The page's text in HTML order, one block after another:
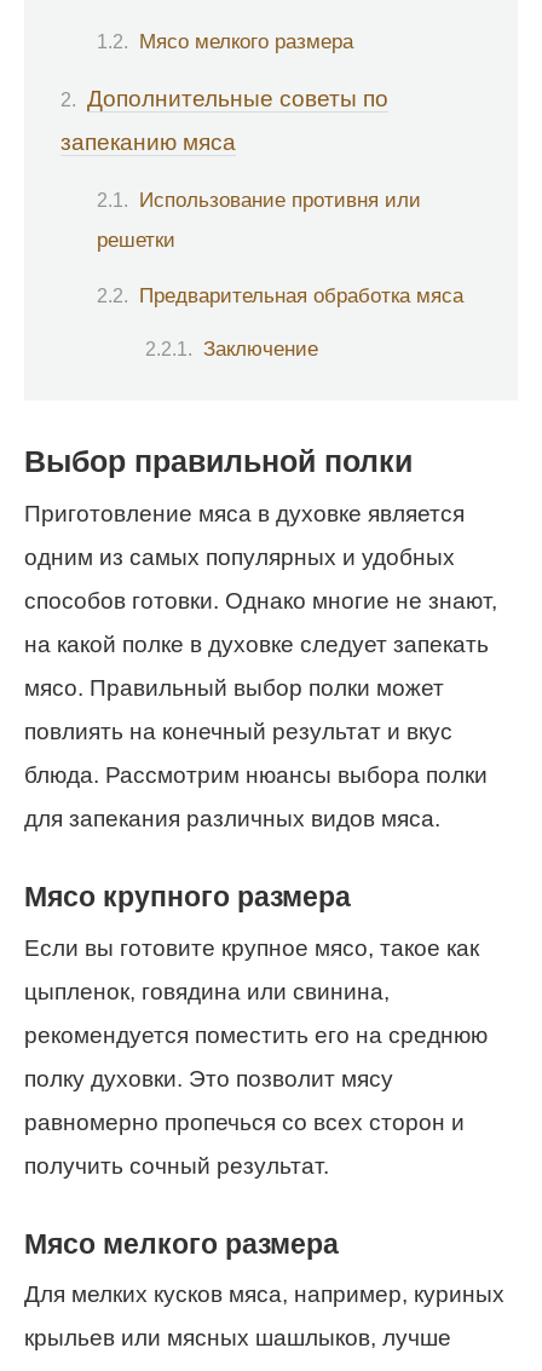
Мясо мелкого размера
Дополнительные советы по
запеканию мяса
Использование противня или
решетки
Предварительная обработка мяса
Заключение
Выбор правильной полки
Приготовление мяса в духовке является
одним из самых популярных и удобных
способов готовки. Однако многие не знают,
на какой полке в духовке следует запекать
мясо. Правильный выбор полки может
повлиять на конечный результат и вкус
блюда. Рассмотрим нюансы выбора полки
для запекания различных видов мяса.
Мясо крупного размера
Если вы готовите крупное мясо, такое как
цыпленок, говядина или свинина,
рекомендуется поместить его на среднюю
полку духовки. Это позволит мясу
равномерно пропечься со всех сторон и
получить сочный результат.
Мясо мелкого размера
Для мелких кусков мяса, например, куриных
крыльев или мясных шашлыков, лучше